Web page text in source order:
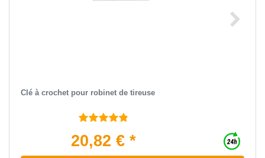
Clé à crochet pour robinet de tireuse
20,82 € *